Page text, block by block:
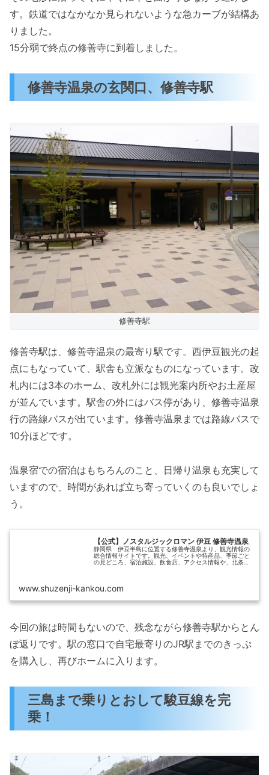
す。鉄道ではなかなか見られないような急カーブが結構あ
りました。
15分弱で終点の修善寺に到着しました。
修善寺温泉の玄関口、修善寺駅
修善寺駅
修善寺駅は、修善寺温泉の最寄り駅です。西伊豆観光の起
点にもなっていて、駅舎も立派なものになっています。改
札内には3本のホーム、改札外には観光案内所やお土産屋
が並んでいます。駅舎の外にはバス停があり、修善寺温泉
行の路線バスが出ています。修善寺温泉までは路線バスで
10分ほどです。
温泉宿での宿泊はもちろんのこと、日帰り温泉も充実して
いますので、時間があれば立ち寄っていくのも良いでしょ
う。
【公式】ノスタルジックロマン 伊豆 修善寺温泉
静岡県 伊豆半島に位置する修善寺温泉より、観光情報の
総合情報サイトです。観光、イベントや特産品、季節ごと
の見どころ、宿泊施設、飲食店、アクセス情報や、北条
www.shuzenji-kankou.com
今回の旅は時間もないので、残念ながら修善寺駅からとん
ぼ返りです。駅の窓口で自宅最寄りのJR駅までのきっぷ
を購入し、再びホームに入ります。
三島まで乗りとおして駿豆線を完
乗！